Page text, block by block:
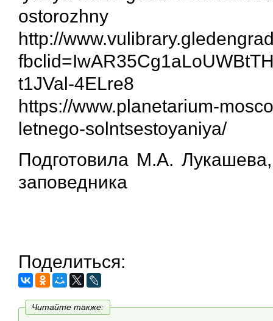
ostorozhny
http://
t1JVal-4ELre8
https://www.planetarium-
letnego-solntsestoyaniya/
Подготовила М.А. Лукашева,
заповедника
Поделиться:
Читайте также: